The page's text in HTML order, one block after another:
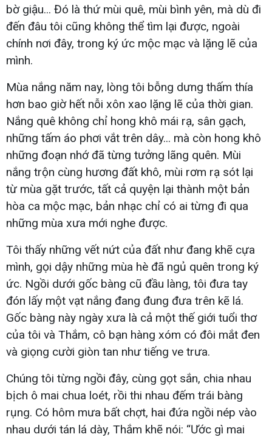
bờ giậu... Đó là thứ mùi quê, mùi bình yên, mà dù đi
đến đâu tôi cũng không thể tìm lại được, ngoài
chính nơi đây, trong ký ức mộc mạc và lặng lẽ của
mình.
Mùa nắng năm nay, lòng tôi bỗng dưng thấm thía
hơn bao giờ hết nỗi xôn xao lặng lẽ của thời gian.
Nắng quê không chỉ hong khô mái rạ, sân gạch,
những tấm áo phơi vắt trên dây... mà còn hong khô
những đoạn nhớ đã từng tưởng lãng quên. Mùi
nắng trộn cùng hương đất khô, mùi rơm rạ sót lại
từ mùa gặt trước, tất cả quyện lại thành một bản
hòa ca mộc mạc, bản nhạc chỉ có ai từng đi qua
những mùa xưa mới nghe được.
Tôi thấy những vết nứt của đất như đang khẽ cựa
mình, gọi dậy những mùa hè đã ngủ quên trong ký
ức. Ngồi dưới gốc bàng cũ đầu làng, tôi đưa tay
đón lấy một vạt nắng đang đung đưa trên kẽ lá.
Gốc bàng này ngày xưa là cả một thế giới tuổi thơ
của tôi và Thắm, cô bạn hàng xóm có đôi mắt đen
và giọng cười giòn tan như tiếng ve trưa.
Chúng tôi từng ngồi đây, cùng gọt sắn, chia nhau
bịch ô mai chua loét, rồi thi nhau đếm trái bàng
rụng. Có hôm mưa bất chợt, hai đứa ngồi nép vào
nhau dưới tán lá dày, Thắm khẽ nói: “Ước gì mai